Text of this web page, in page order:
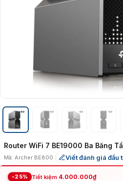
Router WiFi 7 BE19000 Ba Băng
Mã: Archer BE800 Viết đánh giá đầu
-25% Tiết kiệm 4.000.000₫